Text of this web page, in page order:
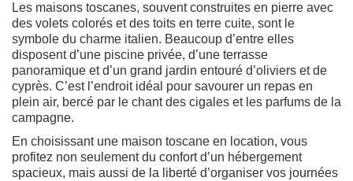
Les maisons toscanes, souvent construites en pierre avec
des volets colorés et des toits en terre cuite, sont le
symbole du charme italien. Beaucoup d’entre elles
disposent d’une piscine privée, d’une terrasse
panoramique et d’un grand jardin entouré d’oliviers et de
cyprès. C’est l’endroit idéal pour savourer un repas en
plein air, bercé par le chant des cigales et les parfums de la
campagne.
En choisissant une maison toscane en location, vous
profitez non seulement du confort d’un hébergement
spacieux, mais aussi de la liberté d’organiser vos journées